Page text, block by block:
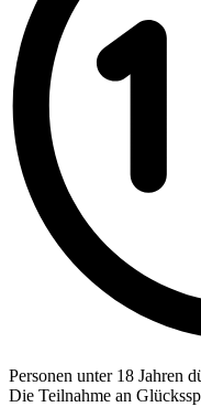
Personen unter 18 Jahren
Die Teilnahme an